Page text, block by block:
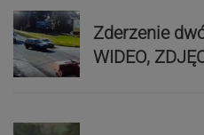
Zderzenie
WIDEO,